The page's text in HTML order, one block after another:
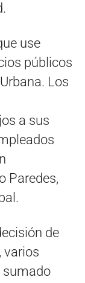
use
públicos
Los
a sus
Paredes,
de
varios
sumado